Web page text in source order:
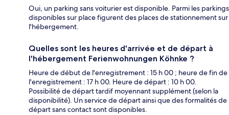
Oui, un parking sans voiturier est disponible. Parmi les parkings
disponibles sur place figurent des places de stationnement sur
l'hébergement.
Quelles sont les heures d'arrivée et de départ à
l'hébergement Ferienwohnungen Köhnke ?
Heure de début de l'enregistrement : 15 h 00 ; heure de fin de
l'enregistrement : 17 h 00. Heure de départ : 10 h 00.
Possibilité de départ tardif moyennant supplément (selon la
disponibilité). Un service de départ ainsi que des formalités de
départ sans contact sont disponibles.